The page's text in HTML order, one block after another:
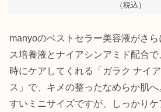
（税込）
manyoのベストセラー美容液がさ
ス培養液とナイアシンアミド配合
時にケアしてくれる「ガラク ナイ
ス」で、キメの整ったなめらか肌
すいミニサイズですが、しっかり